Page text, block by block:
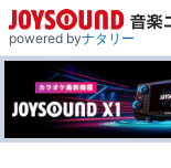
powered byナタリー